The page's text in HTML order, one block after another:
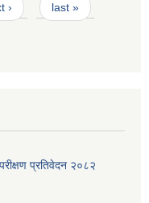
› last »
प्रतिवेदन २०८२